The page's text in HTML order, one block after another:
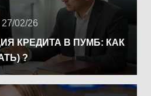
27/02/26
КРЕДИТА В ПУМБ: КАК
?